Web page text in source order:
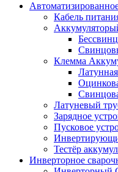
Кабель
Клемма
Латуневый
Зарядное
Пусковое
Тестёр
Инверторное